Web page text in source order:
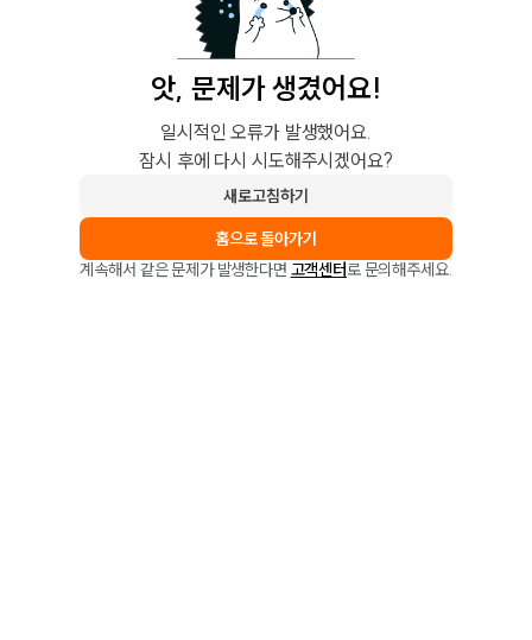
앗, 문제가 생겼어요!
일시적인 오류가 발생했어요.
잠시 후에 다시 시도해주시겠어요?
새로고침하기
홈으로 돌아가기
계속해서 같은 문제가 발생한다면 고객센터로 문의해주세요.